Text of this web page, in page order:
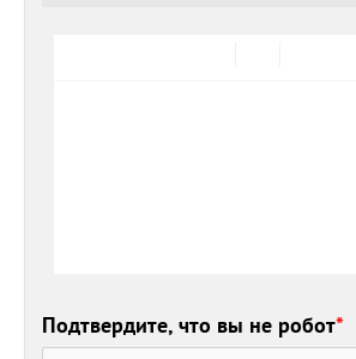
Подтвердите, что вы не робот*